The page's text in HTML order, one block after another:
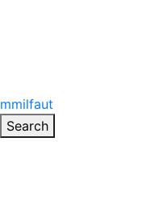
Search